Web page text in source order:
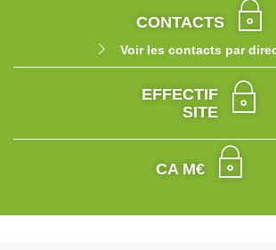
CONTACTS
Voir les contacts par
EFFECTIF
SITE
CA M€